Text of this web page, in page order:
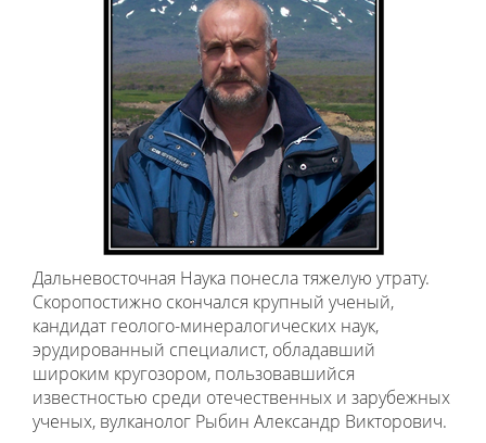
Дальневосточная Наука понесла тяжелую утрату.
Скоропостижно скончался крупный ученый,
кандидат геолого-минералогических наук,
эрудированный специалист, обладавший
широким кругозором, пользовавшийся
известностью среди отечественных и зарубежных
ученых, вулканолог Рыбин Александр Викторович.